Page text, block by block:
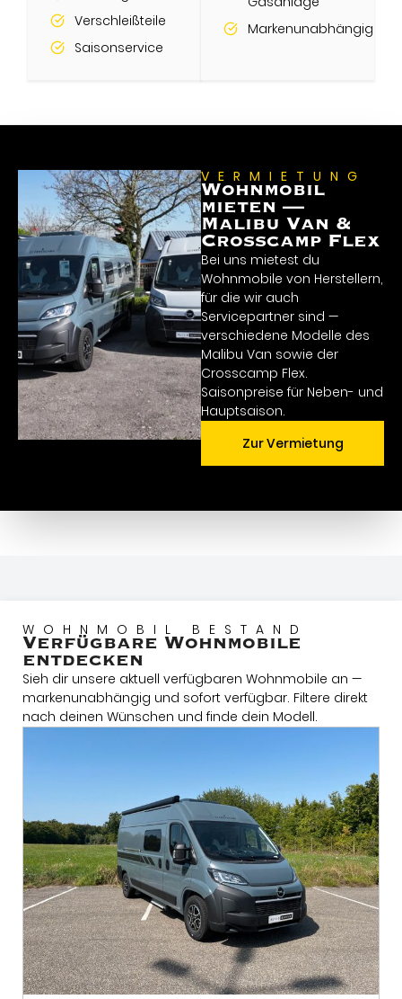
Verschleißteile
Saisonservice
Markenunabhängig
VERMIETUNG
Wohnmobil
mieten —
Malibu Van &
Crosscamp Flex
Bei uns mietest du
Wohnmobile von Herstellern,
für die wir auch
Servicepartner sind —
verschiedene Modelle des
Malibu Van sowie der
Crosscamp Flex.
Saisonpreise für Neben- und
Hauptsaison.
Zur Vermietung
WOHNMOBIL BESTAND
Verfügbare Wohnmobile
entdecken
Sieh dir unsere aktuell verfügbaren Wohnmobile an —
markenunabhängig und sofort verfügbar. Filtere direkt
nach deinen Wünschen und finde dein Modell.